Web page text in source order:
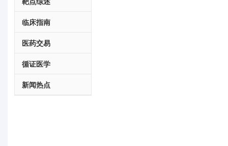
临床指南
医药交易
循证医学
新闻热点